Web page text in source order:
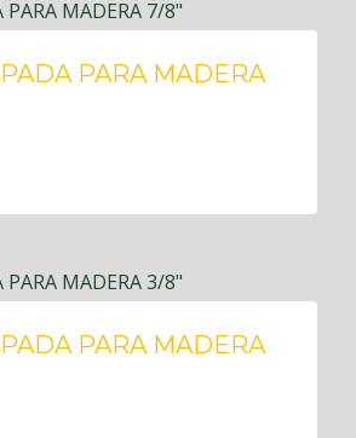
PARA MADERA
PARA MADERA